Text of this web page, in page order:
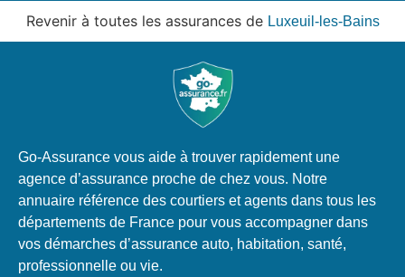
Revenir à toutes les assurances de Luxeuil-les-Bains
Go-Assurance vous aide à trouver rapidement une
agence d’assurance proche de chez vous. Notre
annuaire référence des courtiers et agents dans tous les
départements de France pour vous accompagner dans
vos démarches d’assurance auto, habitation, santé,
professionnelle ou vie.